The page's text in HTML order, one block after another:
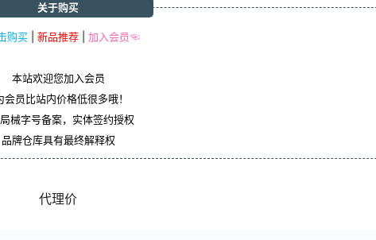
购买 新品推荐 加入会员☜
关于购买
本站欢迎您加入会员
会员比站内价格低很多哦！
械字号备案，实体签约授权
品牌仓库具有最终解释权
代理价